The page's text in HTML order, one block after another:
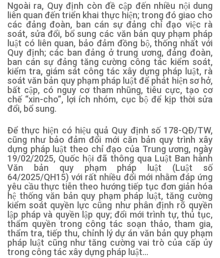
Ngoài ra, Quy định còn đề cập đến nhiều nội dung
liên quan đến triển khai thực hiện; trong đó giao cho
các đảng đoàn, ban cán sự đảng chỉ đạo việc rà
soát, sửa đổi, bổ sung các văn bản quy phạm pháp
luật có liên quan, bảo đảm đồng bộ, thống nhất với
Quy định; các ban đảng ở trung ương, đảng đoàn,
ban cán sự đảng tăng cường công tác kiểm soát,
kiểm tra, giám sát công tác xây dựng pháp luật, rà
soát văn bản quy phạm pháp luật để phát hiện sơ hở,
bất cập, có nguy cơ tham nhũng, tiêu cực, tạo cơ
chế “xin-cho”, lợi ích nhóm, cục bộ để kịp thời sửa
đổi, bổ sung.
Để thực hiện có hiệu quả Quy định số 178-QĐ/TW,
cũng như bảo đảm đổi mới căn bản quy trình xây
dựng pháp luật theo chỉ đạo của Trung ương, ngày
19/02/2025, Quốc hội đã thông qua Luật Ban hành
Văn bản quy phạm pháp luật (Luật số
64/2025/QH15) với rất nhiều đổi mới nhằm đáp ứng
yêu cầu thực tiễn theo hướng tiếp tục đơn giản hóa
hệ thống văn bản quy phạm pháp luật, tăng cường
kiểm soát quyền lực cũng như phân định rõ quyền
lập pháp và quyền lập quy; đổi mới trình tự, thủ tục,
thẩm quyền trong công tác soạn thảo, tham gia,
thẩm tra, tiếp thu, chỉnh lý dự án văn bản quy phạm
pháp luật cũng như tăng cường vai trò của cấp ủy
trong công tác xây dựng pháp luật…